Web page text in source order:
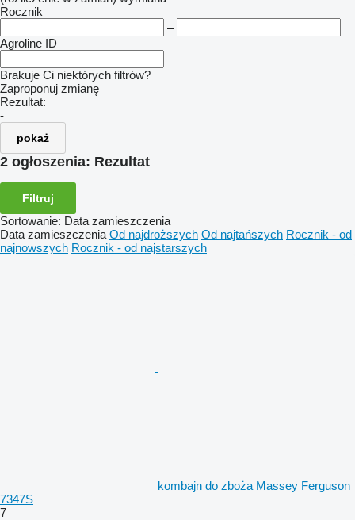
Rocznik
–
Agroline ID
Brakuje Ci niektórych filtrów?
Zaproponuj zmianę
Rezultat:
-
pokaż
2 ogłoszenia: Rezultat
Filtruj
Sortowanie: Data zamieszczenia
Data zamieszczenia Od najdroższych Od najtańszych Rocznik - od
najnowszych Rocznik - od najstarszych
kombajn do zboża Massey Ferguson
7347S
7